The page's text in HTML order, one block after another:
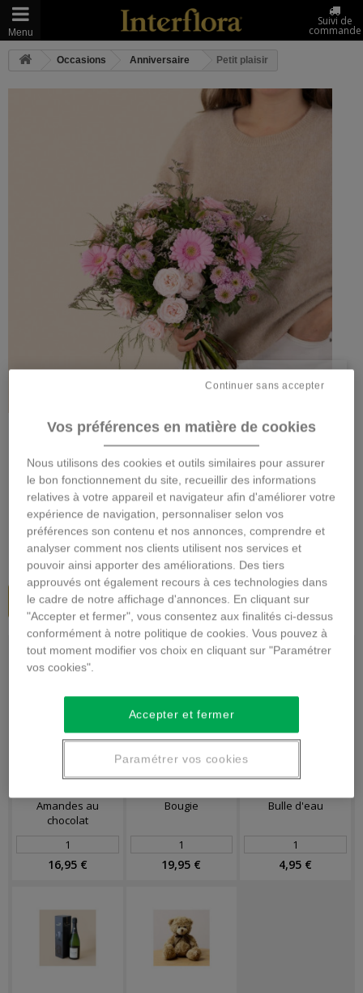
Menu
Suivi de
commande
Occasions Anniversaire Petit plaisir
Agrandir l'image
PETIT PLAISIR
Description
34,95 €TTC
Taille
Ajouter au panier
Ajoutez un cadeau à votre commande :
Amandes au
chocolat
16,95 €
Bougie
19,95 €
Bulle d'eau
4,95 €
Vos préférences en matière de cookies
Nous utilisons des cookies et outils similaires pour assurer
le bon fonctionnement du site, recueillir des informations
relatives à votre appareil et navigateur afin d'améliorer votre
expérience de navigation, personnaliser selon vos
préférences son contenu et nos annonces, comprendre et
analyser comment nos clients utilisent nos services et
pouvoir ainsi apporter des améliorations. Des tiers
approuvés ont également recours à ces technologies dans
le cadre de notre affichage d'annonces. En cliquant sur
"Accepter et fermer", vous consentez aux finalités ci-dessus
conformément à notre politique de cookies. Vous pouvez à
tout moment modifier vos choix en cliquant sur "Paramétrer
vos cookies".
Continuer sans accepter
Accepter et fermer
Paramétrer vos cookies